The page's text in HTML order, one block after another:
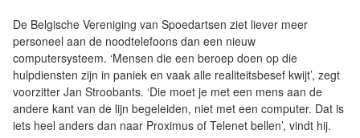
De Belgische Vereniging van Spoedartsen ziet liever meer
personeel aan de noodtelefoons dan een nieuw
computersysteem. ‘Mensen die een beroep doen op die
hulpdiensten zijn in paniek en vaak alle realiteitsbesef kwijt’, zegt
voorzitter Jan Stroobants. ‘Die moet je met een mens aan de
andere kant van de lijn begeleiden, niet met een computer. Dat is
iets heel anders dan naar Proximus of Telenet bellen’, vindt hij.